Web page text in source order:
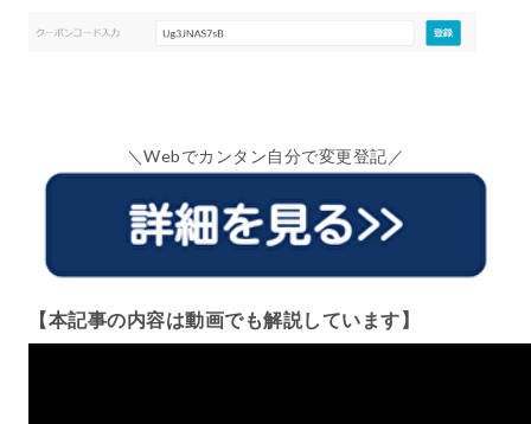
＼Webでカンタン自分で変更登記／
【本記事の内容は動画でも解説しています】